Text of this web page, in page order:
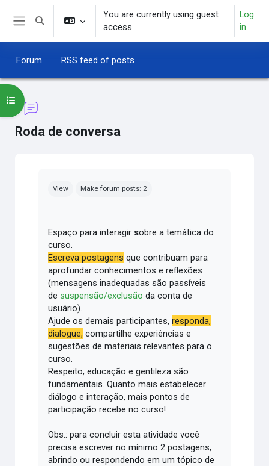
Skip to main content
Toggle search input
You are currently using guest
access
Log
in
Forum RSS feed of posts
Roda de conversa
Open course index
View Make forum posts: 2
Espaço para interagir sobre a temática do
curso.
Escreva postagens que contribuam para
aprofundar conhecimentos e reflexões
(mensagens inadequadas são passíveis
desuspensão/exclusão da conta de
usuário).
Ajude os demais participantes,responda,
dialogue, compartilhe experiências e
sugestões de materiais relevantes para o
curso.
Respeito, educação e gentileza são
fundamentais.Quanto mais estabelecer
diálogo e interação, mais pontos de
participação recebe no curso!
Obs.: para concluir esta atividade você
precisa escrever no mínimo 2 postagens,
abrindo ou respondendo em um tópico de